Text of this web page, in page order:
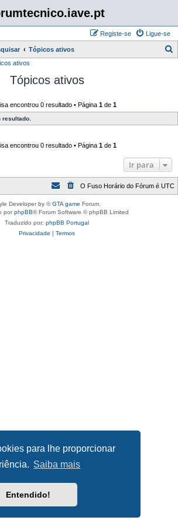
para lhe proporcionar
Saiba mais
Entendido!
Ligue-se
Registe-se
Tópicos ativos
ativos
Tópicos ativos
encontrou 0 resultado • Página 1 de 1
resultado.
encontrou 0 resultado • Página 1 de 1
Ir para
O Fuso Horário do Fórum é UTC
Developer by ©GTA game Forum.
porphpBB® Forum Software © phpBB Limited
Traduzido por: phpBB Portugal
Privacidade | Termos